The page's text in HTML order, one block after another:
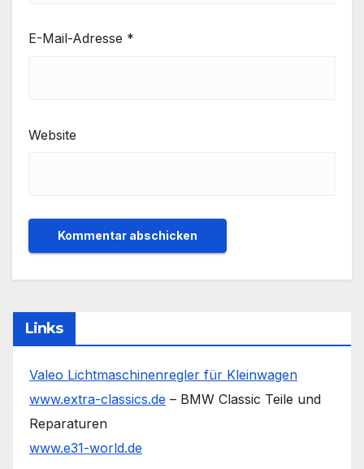
E-Mail-Adresse *
Website
Links
Valeo Lichtmaschinenregler für Kleinwagen
www.extra-classics.de – BMW Classic Teile und
Reparaturen
www.e31-world.de